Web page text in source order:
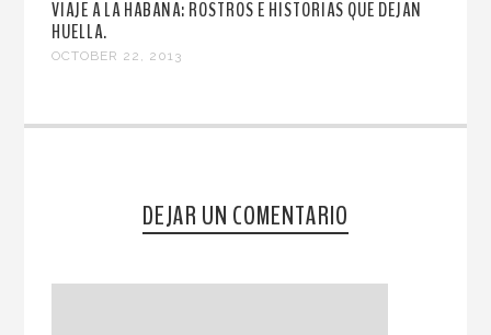
VIAJE A LA HABANA: ROSTROS E HISTORIAS QUE DEJAN
HUELLA.
OCTOBER 22, 2013
DEJAR UN COMENTARIO